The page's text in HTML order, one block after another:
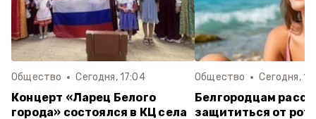
Общество Сегодня, 17:04
Концерт «Ларец Белого
города» состоялся в КЦ села
Общество Сегодня,
Белгородцам
защититься от